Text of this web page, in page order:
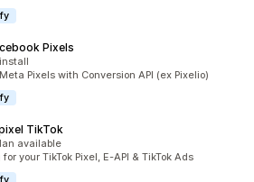
Pixels
62
Pixels with Conversion API (ex Pixelio)
TikTok
146
available
your TikTok Pixel, E-API & TikTok Ads